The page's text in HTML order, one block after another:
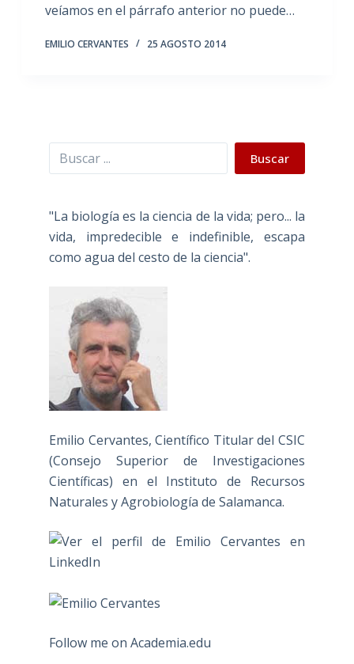
veíamos en el párrafo anterior no puede…
EMILIO CERVANTES 25 AGOSTO 2014
Buscar Buscar
"La biología es la ciencia de la vida; pero... la
vida, impredecible e indefinible, escapa
como agua del cesto de la ciencia".
Emilio Cervantes, Científico Titular del CSIC
(Consejo Superior de Investigaciones
Científicas) en el Instituto de Recursos
Naturales y Agrobiología de Salamanca.
Follow me on Academia.edu